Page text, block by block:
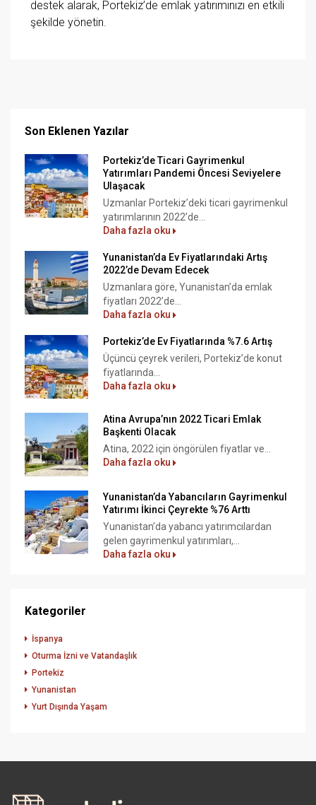
destek alarak, Portekiz’de emlak yatırımınızı en etkili
şekilde yönetin.
Son Eklenen Yazılar
Portekiz’de Ticari Gayrimenkul
Yatırımları Pandemi Öncesi Seviyelere
Ulaşacak
Uzmanlar Portekiz’deki ticari gayrimenkul
yatırımlarının 2022’de...
Daha fazla oku
Yunanistan’da Ev Fiyatlarındaki Artış
2022’de Devam Edecek
Uzmanlara göre, Yunanistan’da emlak
fiyatları 2022’de...
Daha fazla oku
Portekiz’de Ev Fiyatlarında %7.6 Artış
Üçüncü çeyrek verileri, Portekiz’de konut
fiyatlarında...
Daha fazla oku
Atina Avrupa’nın 2022 Ticari Emlak
Başkenti Olacak
Atina, 2022 için öngörülen fiyatlar ve...
Daha fazla oku
Yunanistan’da Yabancıların Gayrimenkul
Yatırımı İkinci Çeyrekte %76 Arttı
Yunanistan’da yabancı yatırımcılardan
gelen gayrimenkul yatırımları,...
Daha fazla oku
Kategoriler
İspanya
Oturma İzni ve Vatandaşlık
Portekiz
Yunanistan
Yurt Dışında Yaşam